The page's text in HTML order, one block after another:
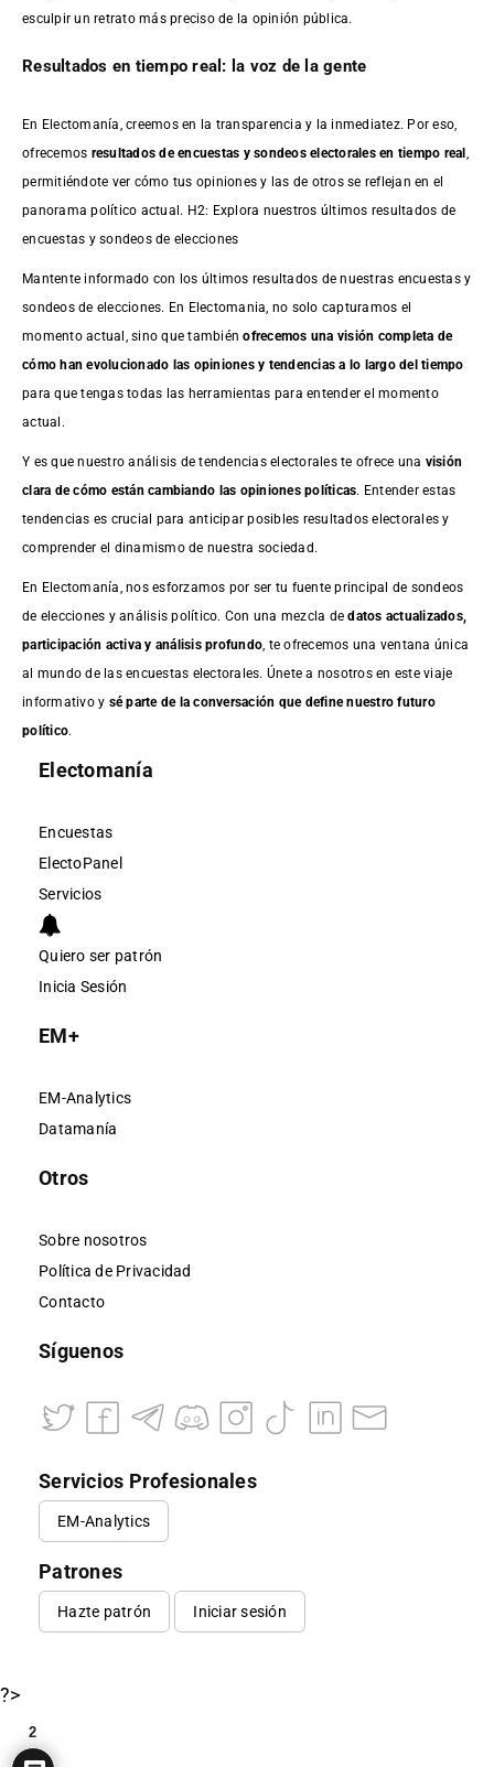
esculpir un retrato más preciso de la opinión pública.
Resultados en tiempo real: la voz de la gente
En Electomanía, creemos en la transparencia y la inmediatez. Por eso,
ofrecemos resultados deencuestas y sondeos electorales en tiempo real
permitiéndote ver cómo tus opiniones y las de otros se reflejan en el
panorama político actual. H2: Explora nuestros últimos resultados de
encuestas y sondeos de elecciones
Mantente informado con los últimos resultados de nuestras encuestasy
sondeos de elecciones. En Electomania, no solo capturamos el
momento actual, sino que tambiénofrecemos una visión completa de
cómo han evolucionado las opiniones y tendencias a lo largo del tiempo
para que tengas todas las herramientas para entender el momento
actual.
Y es que nuestro análisis de tendencias electorales te ofrece una visión
clara de cómo están cambiando las opiniones políticas. Entender estas
tendencias es crucial para anticipar posibles resultados electorales y
comprender el dinamismo de nuestra sociedad.
En Electomanía, nos esforzamos por ser tu fuente principal de sondeos
de elecciones y análisis político. Con una mezcla dedatos actualizados,
participación activa y análisis profundo , te ofrecemos una ventana única
al mundo de las encuestas electorales. Únete a nosotros en este viaje
informativo y sé parte de la conversación que define nuestro futuro
político.
Electomanía
Encuestas
ElectoPanel
Servicios
Quiero ser patrón
Inicia Sesión
EM+
EM-Analytics
Datamanía
Otros
Sobre nosotros
Política de Privacidad
Contacto
Síguenos
Servicios Profesionales
EM-Analytics
Patrones
Hazte patrón Iniciar sesión
2
?>